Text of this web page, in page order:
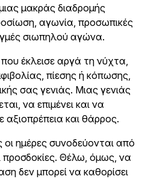
μακράς διαδρομής
αγωνία, προσωπικές
σιωπηλού αγώνα.
έκλεισε αργά τη νύχτα,
πίεσης ή κόπωσης,
σας γενιάς. Μιας γενιάς
να επιμένει και να
αξιοπρέπεια και θάρρος.
ημέρες συνοδεύονται από
προσδοκίες. Θέλω, όμως, να
δεν μπορεί να καθορίσει